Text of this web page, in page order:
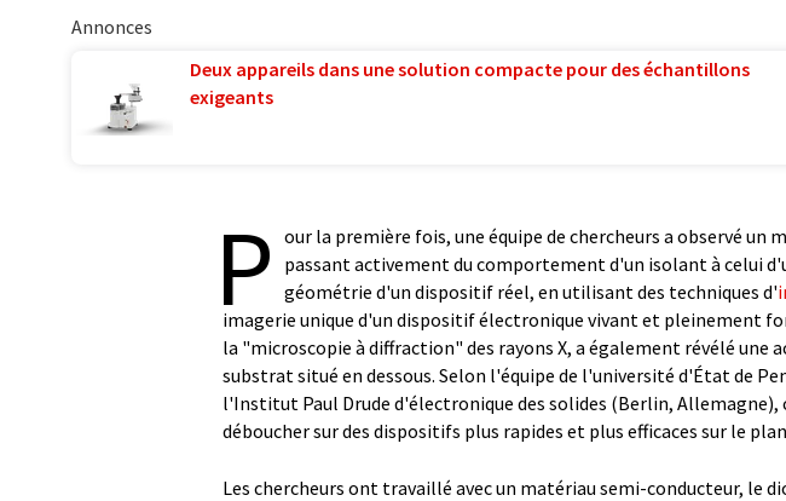
Annonces
Deux appareils dans une solution compacte pour des échantillons
exigeants
P our la première fois, une équipe de chercheurs a observé un
passant activement du comportement d'un isolant à celui
géométrie d'un dispositif réel, en utilisant des techniques d'
imagerie unique d'un dispositif électronique vivant et pleinement
la "microscopie à diffraction" des rayons X, a également révélé une
substrat situé en dessous. Selon l'équipe de l'université d'État de
l'Institut Paul Drude d'électronique des solides (Berlin,
déboucher sur des dispositifs plus rapides et plus efficaces sur le
Les chercheurs ont travaillé avec un matériau semi-conducteur, le